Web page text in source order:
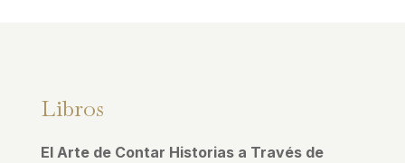
Libros
El Arte de Contar Historias a Través de